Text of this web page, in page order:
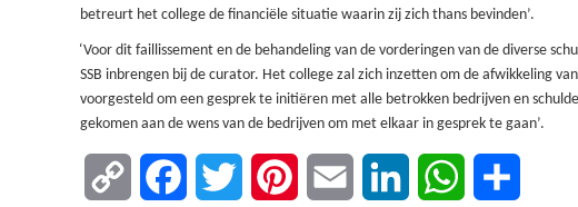
betreurt het college de financiële situatie waarin zij zich thans bevinden’.
‘Voor dit faillissement en de behandeling van de vorderingen van de diverse
SSB inbrengen bij de curator. Het college zal zich inzetten om de afwikkeling
voorgesteld om een gesprek te initiëren met alle betrokken bedrijven en
gekomen aan de wens van de bedrijven om met elkaar in gesprek te gaan’.
Copy FacebookTwitter Pinterest Email LinkedIn WhatsApp